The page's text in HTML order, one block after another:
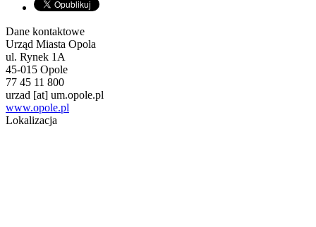
Dane kontaktowe
Urząd Miasta Opola
ul. Rynek 1A
45-015 Opole
77 45 11 800
urzad [at] um.opole.pl
www.opole.pl
Lokalizacja